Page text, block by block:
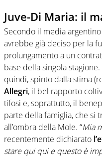
Juve-Di Maria: il
Secondo il media argentino
avrebbe già deciso per la
prolungamento a un
base della singola
quindi, spinto dalla stima
Allegri, il bel rapporto
tifosi e, soprattutto, il
parte della famiglia, che si
all’ombra della Mole. “Mia
recentemente dichiarato
stare qui qui e questo è